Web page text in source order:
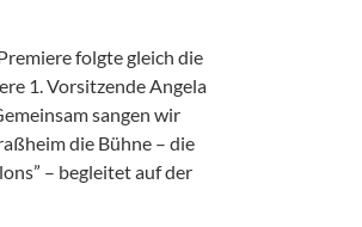
folgte gleich die
1. Vorsitzende Angela
sangen wir
die Bühne – die
– begleitet auf der